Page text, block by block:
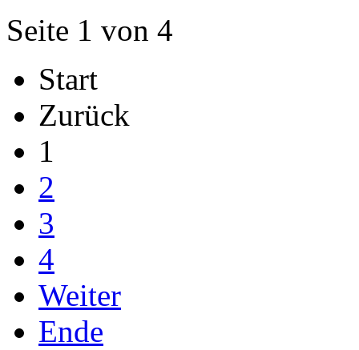
Seite 1 von 4
Start
Zurück
1
2
3
4
Weiter
Ende